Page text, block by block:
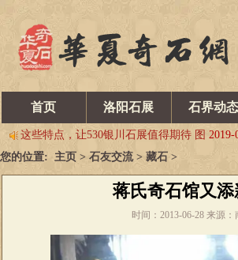
首页 洛阳石展 石界动态
乌拉特后旗石展开幕 交易火爆 2019-06-15
2019第八届中国淮南观赏石博览会 邀请函
这些特点，让530银川石展值得期待 图 2019-
[关注]“新疆赏石四联展 谱写丝路新画卷”
首届中国（蚌埠）赏石•文化博览会 即将开幕
乌拉特后旗石展开幕 交易火爆 2019-06-15
[关注]“新疆赏石四联展 谱写丝路新画卷”
您的位置: 主页 > 石友交流> 藏石 >
蒋氏奇石馆又
时间：2013-06-28 来源